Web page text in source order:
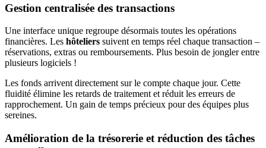
Gestion centralisée des transactions
Une interface unique regroupe désormais toutes les opérations
financières. Les hôteliers suivent en temps réel chaque transaction –
réservations, extras ou remboursements. Plus besoin de jongler entre
plusieurs logiciels !
Les fonds arrivent directement sur le compte chaque jour. Cette
fluidité élimine les retards de traitement et réduit les erreurs de
rapprochement. Un gain de temps précieux pour des équipes plus
sereines.
Amélioration de la trésorerie et réduction des tâches